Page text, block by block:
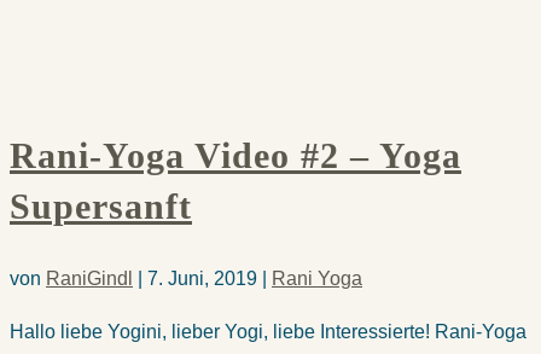
Rani-Yoga Video #2 – Yoga
Supersanft
von RaniGindl 7. Juni, 2019 Rani Yoga
Hallo liebe Yogini, lieber Yogi, liebe Interessierte! Rani-Yoga